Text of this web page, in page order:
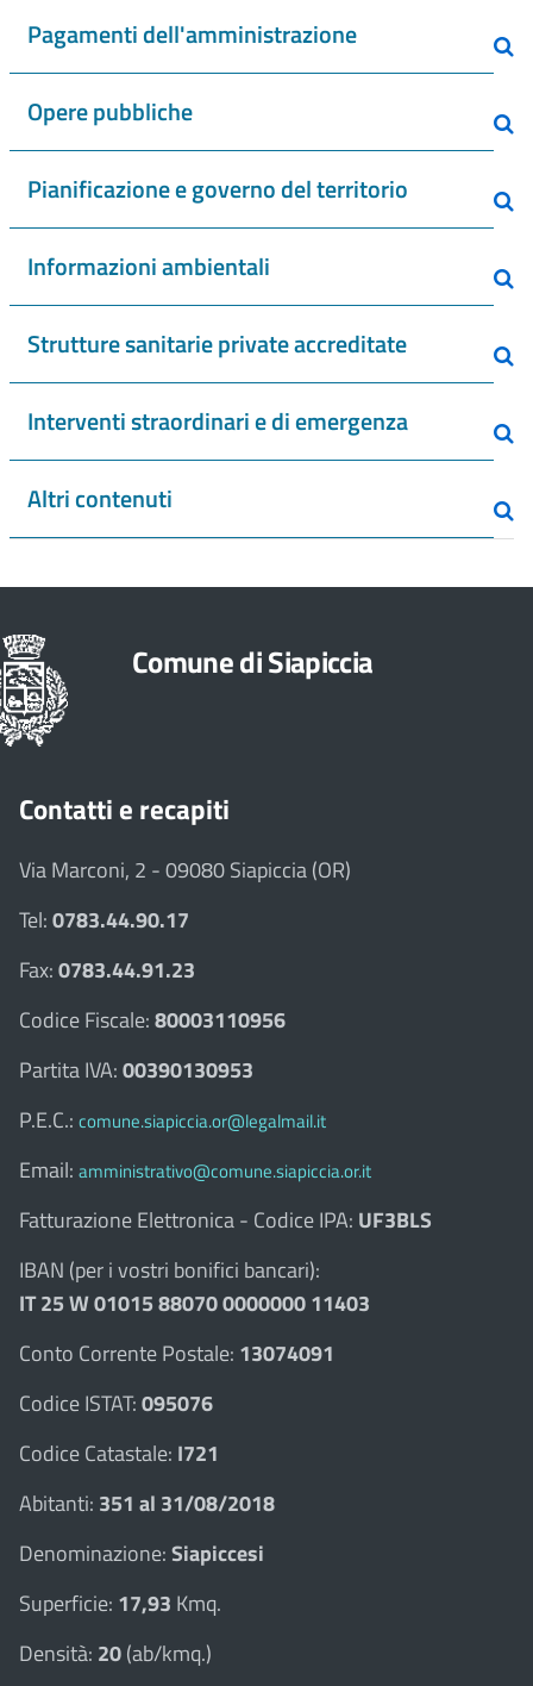
Pagamenti dell'amministrazione
Opere pubbliche
Pianificazione e governo del territorio
Informazioni ambientali
Strutture sanitarie private accreditate
Interventi straordinari e di emergenza
Altri contenuti
Comune di Siapiccia
Contatti e recapiti
Via Marconi, 2 - 09080 Siapiccia (OR)
Tel:0783.44.90.17
Fax:0783.44.91.23
Codice Fiscale:80003110956
Partita IVA:00390130953
P.E.C.: comune.siapiccia.or@legalmail.it
Email: amministrativo@comune.siapiccia.or.it
Fatturazione Elettronica - Codice IPA: UF3BLS
IBAN (per i vostri bonifici bancari):
IT 25 W 01015 88070 0000000 11403
Conto Corrente Postale: 13074091
Codice ISTAT:095076
Codice Catastale: I721
Abitanti: 351 al 31/08/2018
Denominazione:Siapiccesi
Superficie: 17,93 Kmq.
Densità: 20(ab/kmq.)